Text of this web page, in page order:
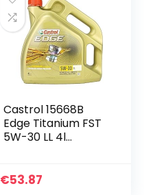
Castrol 15668B
Edge Titanium FST
5W-30 LL 4l
€53.87